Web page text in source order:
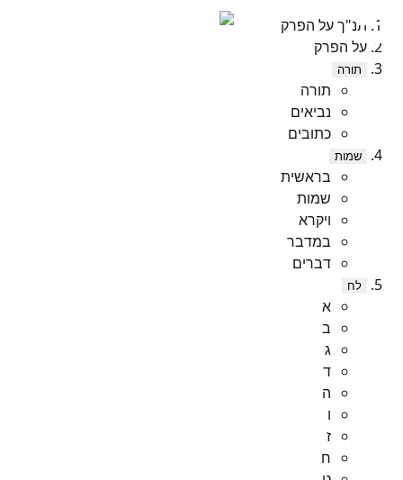
תנ"ך על הפרק
על הפרק
תורה
תורה
נביאים
כתובים
שמות
בראשית
שמות
ויקרא
במדבר
דברים
לח
א
ב
ג
ד
ה
ו
ז
ח